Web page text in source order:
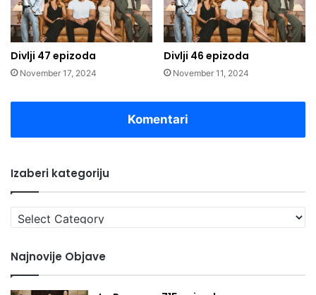
Divlji 47 epizoda
November 17, 2024
Divlji 46 epizoda
November 11, 2024
Komentari
Izaberi kategoriju
Izaberi
kategoriju
Najnovije Objave